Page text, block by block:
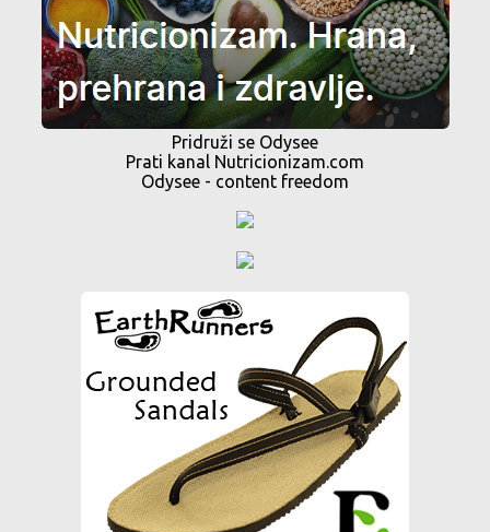
Pridruži se Odysee
Prati kanal Nutricionizam.com
Odysee - content freedom